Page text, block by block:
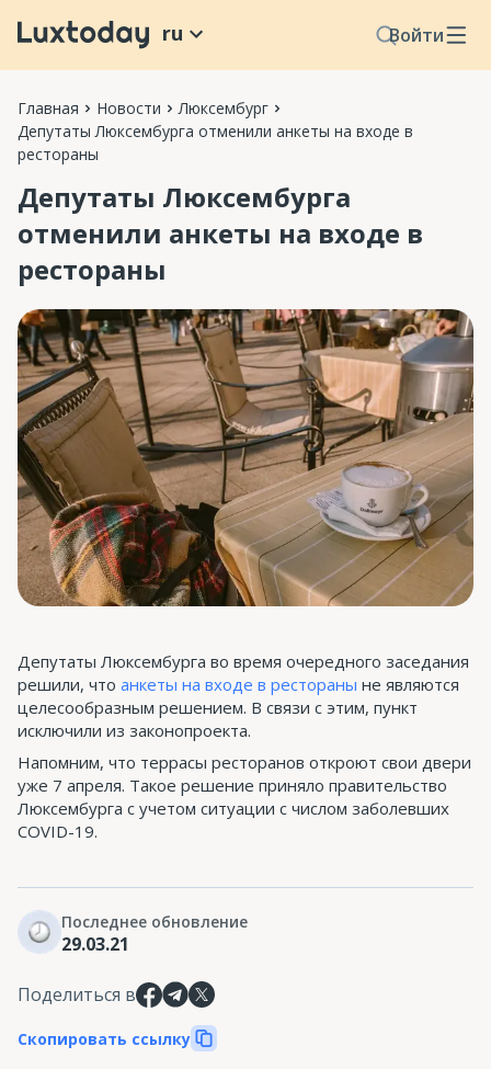
Войти
ru
Главная Новости
Люксембург
Депутаты Люксембурга отменили анкеты на входе в
рестораны
Депутаты Люксембурга
отменили анкеты на входе в
рестораны
Депутаты Люксембурга во время очередного заседания
решили, что анкеты на входе в рестораны не являются
целесообразным решением. В связи с этим, пункт
исключили из законопроекта.
Напомним, что террасы ресторанов откроют свои двери
уже 7 апреля. Такое решение приняло правительство
Люксембурга с учетом ситуации с числом заболевших
COVID-19.
Последнее обновление
29.03.21
Поделиться в
Скопировать ссылку